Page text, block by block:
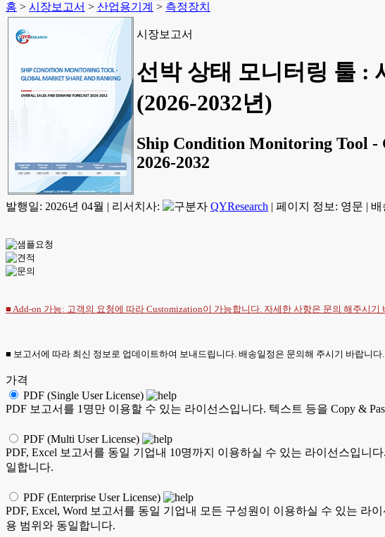
홈 > 시장보고서 > 산업용기계 > 측정장치
시장보고서
선박 상태 모니터링 툴 :
(2026-2032년)
Ship Condition Monitoring Tool -
2026-2032
발행일: 2026년 04월 | 리서치사: QYResearch | 페이지 정보: 영문 | 배
■ Add-on 가능: 고객의 요청에 따라 Customization이 가능합니다. 자세한 사항은 문의 해주시기
■ 보고서에 따라 최신 정보로 업데이트하여 보내드립니다. 배송일정은 문의해 주시기 바랍니다.
가격
PDF (Single User License)
PDF 보고서를 1명만 이용할 수 있는 라이선스입니다. 텍스트 등을 Copy &
PDF (Multi User License)
PDF, Excel 보고서를 동일 기업내 10명까지 이용하실 수 있는 라이선스입니
일합니다.
PDF (Enterprise User License)
PDF, Excel, Word 보고서를 동일 기업내 모든 구성원이 이용하실 수 있는 라
용 범위와 동일합니다.